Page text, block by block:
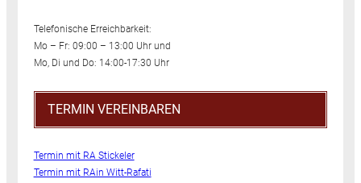
Telefonische Erreichbarkeit:
Mo – Fr: 09:00 – 13:00 Uhr und
Mo, Di und Do: 14:00-17:30 Uhr
TERMIN VEREINBAREN
Termin mit RA Stickeler
Termin mit RAin Witt-Rafati